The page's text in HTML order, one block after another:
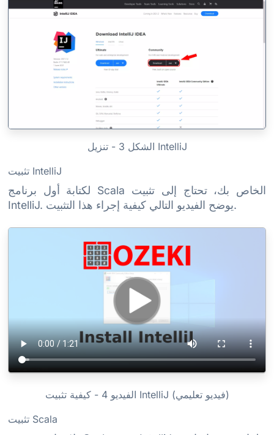
الشكل 3 - تنزيل IntelliJ
تثبيت IntelliJ
لكتابة أول برنامج Scala الخاص بك، تحتاج إلى تثبيت
IntelliJ. يوضح الفيديو التالي كيفية إجراء هذا التثبيت.
الفيديو 4 - كيفية تثبيت IntelliJ (فيديو تعليمي)
تثبيت Scala